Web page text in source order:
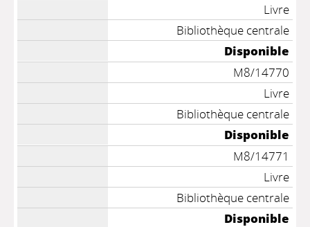
Livre
Bibliothèque centrale
Disponible
M8/14770
Livre
Bibliothèque centrale
Disponible
M8/14771
Livre
Bibliothèque centrale
Disponible